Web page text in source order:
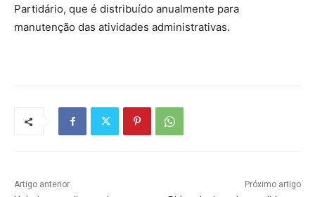
Partidário, que é distribuído anualmente para
manutenção das atividades administrativas.
Artigo anterior Próximo artigo